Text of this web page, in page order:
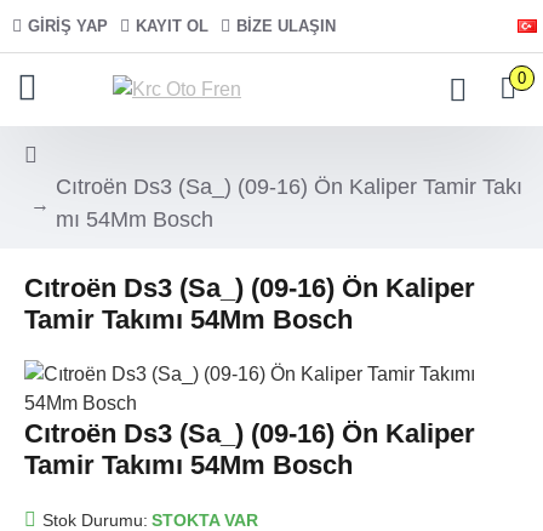
GIRIŞ YAP KAYIT OL BIZE ULAŞIN
0
Cıtroën Ds3 (Sa_) (09-16) Ön Kaliper Tamir Takı
mı 54Mm Bosch
Cıtroën Ds3 (Sa_) (09-16) Ön Kaliper
Tamir Takımı 54Mm Bosch
Cıtroën Ds3 (Sa_) (09-16) Ön Kaliper
Tamir Takımı 54Mm Bosch
Stok Durumu: STOKTA VAR